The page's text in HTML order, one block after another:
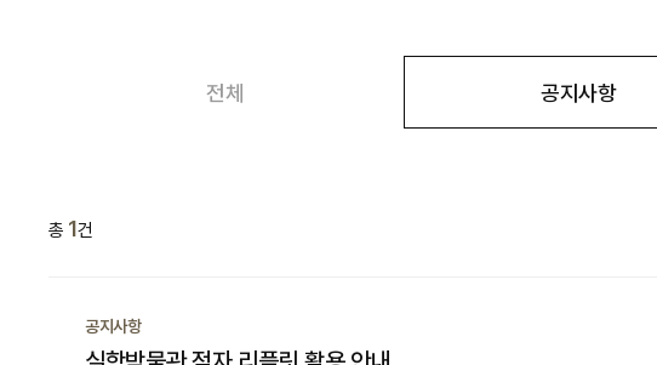
전체 공지사항
총 1건
공지사항